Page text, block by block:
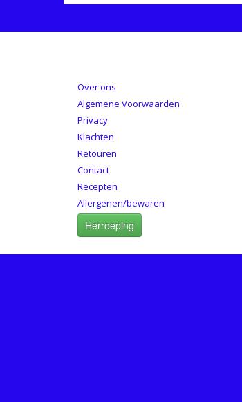
Over ons
Algemene Voorwaarden
Privacy
Klachten
Retouren
Contact
Recepten
Allergenen/bewaren
Herroeping